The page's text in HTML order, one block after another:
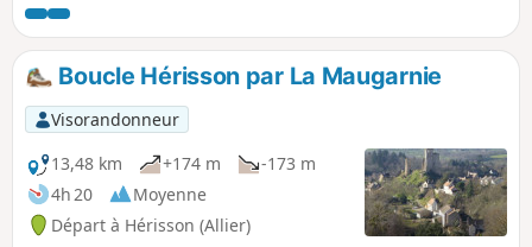
actuel "Canal de Berry". Sa création a
exigé entre autre, l'installation de 115
écluses soit une tous les trois
Kilomètres. Il est constitué de trois
branches qui se rejoignent à Fontblisse
c'est à dire le point 0. De nombreuses
péniches circulaient transportant
grains, bois et minerais de fer. Le Canal
sera déclassé en 1955.
Boucle Hérisson par La Maugarnie
Visorandonneur
13,48 km
+174 m
-173 m
4h 20
Moyenne
Départ à Hérisson (Allier)